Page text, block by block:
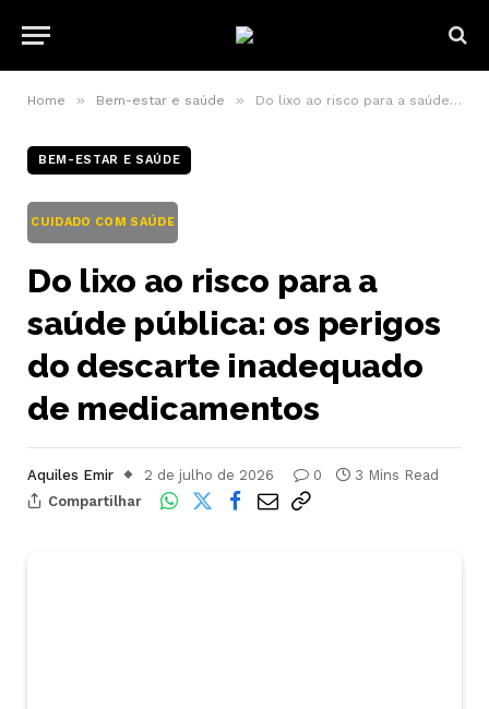
Home » Bem-estar e saúde » Do lixo ao risco para a saúde pública: os perigos do descarte inadequado de medicamentos
BEM-ESTAR E SAÚDE
CUIDADO COM SAÚDE
Do lixo ao risco para a
saúde pública: os perigos
do descarte inadequado
de medicamentos
Aquiles Emir 2 de julho de 2026 0
3 Mins Read
Compartilhar